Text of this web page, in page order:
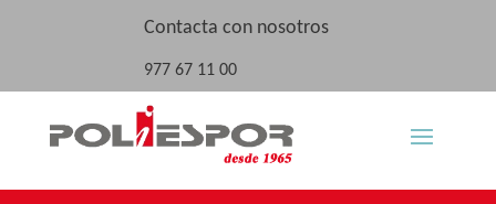
Contacta con nosotros
977 67 11 00